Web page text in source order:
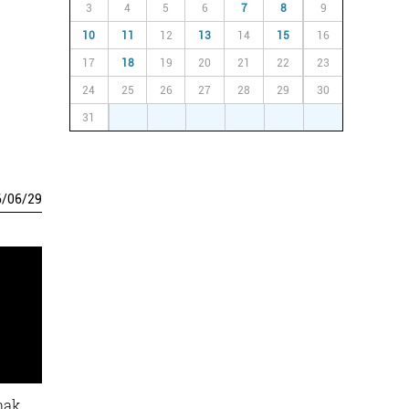
/06/29
3 4 5 6 7 8 9
10 11 12 13 14 15 16
17 18 19 20 21 22 23
24 25 26 27 28 29 30
31